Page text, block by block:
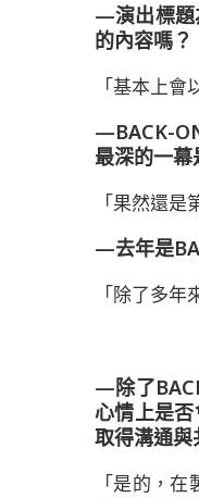
—演出標題
的內容嗎？
「基本上
—BACK-
最深的一幕
「果然還
—去年是
「除了多
—除了
心情上是
取得溝通與
「是的，